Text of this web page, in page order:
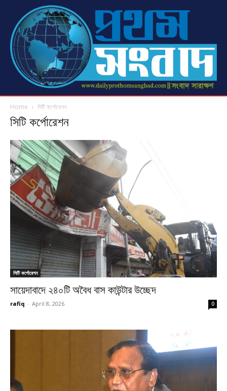
Home সিটি কর্পোরেশন
সিটি কর্পোরেশন
সিটি কর্পোরেশন
সায়েদাবাদে ২৪০টি অবৈধ বাস কাউন্টার উচ্ছেদ
rafiq - April 8, 2026 0